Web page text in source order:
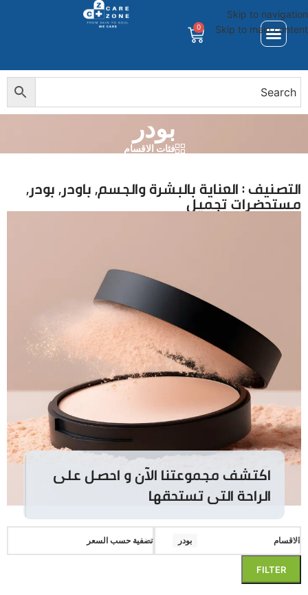
Skip to navigation
Skip to main content
0
بودر
فئات الاقسام
التصنيف :العناية بالبشرة والجسم,باودر,بودر,
مستحضرات تجميل
اكتشف مجموعتنا الآن و احصل على
الراحة التى تستحقها
الاقسام بودر تصفية حسب السعر
FILTER